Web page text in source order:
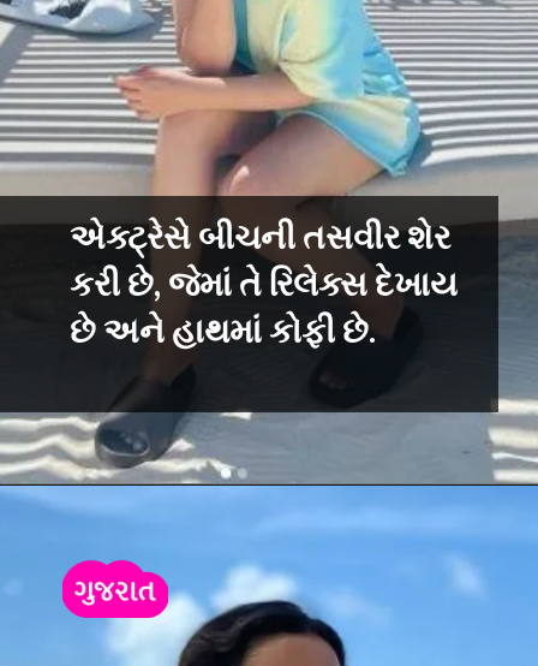
એક્ટ્રેસે બીચની તસવીર શેર
કરી છે, જેમાં તે રિલેક્સ દેખાય
છે અને હાથમાં કોફી છે.